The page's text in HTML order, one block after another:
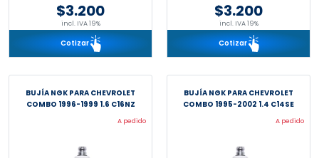
$3.200
incl. IVA 19%
Cotizar
$3.200
incl. IVA 19%
Cotizar
BUJÍA NGK PARA CHEVROLET
COMBO 1996-1999 1.6 C16NZ
A pedido
BUJÍA NGK PARA CHEVROLET
COMBO 1995-2002 1.4 C14SE
A pedido